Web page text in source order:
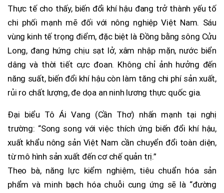
Thực tế cho thấy, biến đổi khí hậu đang trở thành yếu tố
chi phối mạnh mẽ đối với nông nghiệp Việt Nam. Sáu
vùng kinh tế trọng điểm, đặc biệt là Đồng bằng sông Cửu
Long, đang hứng chịu sạt lở, xâm nhập mặn, nước biển
dâng và thời tiết cực đoan. Không chỉ ảnh hưởng đến
năng suất, biến đổi khí hậu còn làm tăng chi phí sản xuất,
rủi ro chất lượng, đe dọa an ninh lương thực quốc gia.
Đại biểu Tô Ái Vang (Cần Thơ) nhấn mạnh tại nghị
trường: “Song song với việc thích ứng biến đổi khí hậu,
xuất khẩu nông sản Việt Nam cần chuyển đổi toàn diện,
từ mô hình sản xuất đến cơ chế quản trị.”
Theo bà, năng lực kiểm nghiệm, tiêu chuẩn hóa sản
phẩm và minh bạch hóa chuỗi cung ứng sẽ là “đường